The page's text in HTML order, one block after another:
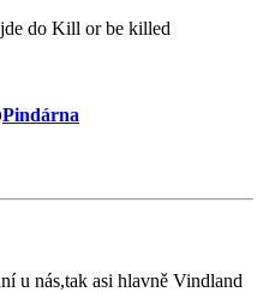
do Kill or be killed
Pindárna
u nás,tak asi hlavně Vindland